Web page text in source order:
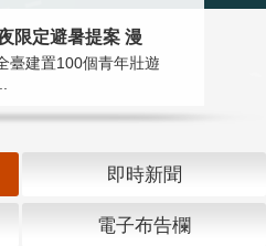
限定避暑提案 漫
臺建置100個青年壯遊
即時新聞
電子布告欄